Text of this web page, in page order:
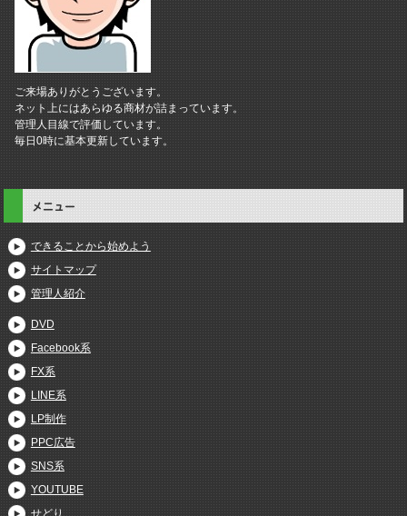
ご来場ありがとうございます。
ネット上にはあらゆる商材が詰まっています。
管理人目線で評価しています。
毎日0時に基本更新しています。
メニュー
できることから始めよう
サイトマップ
管理人紹介
DVD
Facebook系
FX系
LINE系
LP制作
PPC広告
SNS系
YOUTUBE